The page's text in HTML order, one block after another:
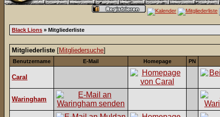
Black Lions » Mitgliederliste
Mitgliederliste [Mitgliedersuche]
Benutzername E-Mail Homepage PN
Caral
Waringham